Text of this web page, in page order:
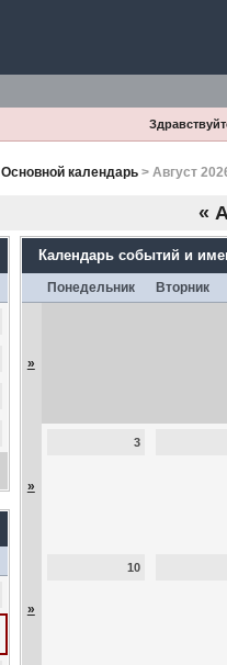
Основной календарь> Август
«
Календарь событий и
Понедельник Вторник
»
»
3
»
10